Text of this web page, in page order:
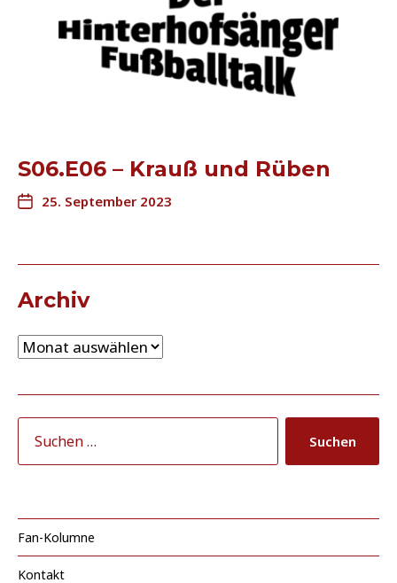
S06.E06 – Krauß und Rüben
25. September 2023
Archiv
Fan-Kolumne
Kontakt